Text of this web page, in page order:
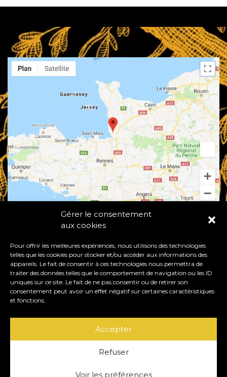
Gérer le consentement
aux cookies
Pour offrir les meilleures expériences, nous utilisons des technologies
telles que les cookies pour stocker et/ou accéder aux informations des
appareils. Le fait de consentir à ces technologies nous permettra de
traiter des données telles que le comportement de navigation ou les ID
uniques sur ce site. Le fait de ne pas consentir ou de retirer son
consentement peut avoir un effet négatif sur certaines caractéristiques
et fonctions.
Accepter
Refuser
Voir les préférences
50530 BACILLY - FRANCE
contact@chateaudechantore.com